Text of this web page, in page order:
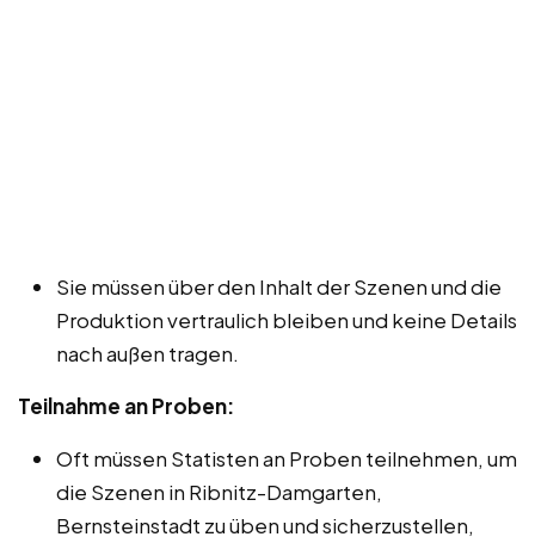
Sie müssen über den Inhalt der Szenen und die
Produktion vertraulich bleiben und keine Details
nach außen tragen.
Teilnahme an Proben:
Oft müssen Statisten an Proben teilnehmen, um
die Szenen in Ribnitz-Damgarten,
Bernsteinstadt zu üben und sicherzustellen,